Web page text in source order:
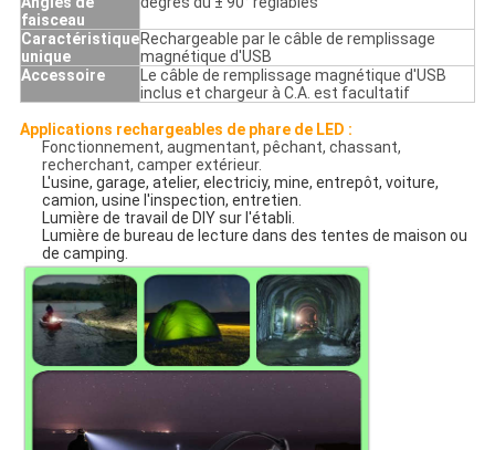
faisceau
Caractéristique
unique
Rechargeable par le câble de remplissage
magnétique d'USB
Accessoire
Le câble de remplissage magnétique d'USB
inclus et chargeur à C.A. est facultatif
Applications rechargeables de phare de LED :
Fonctionnement, augmentant, pêchant, chassant,
recherchant, camper extérieur.
L'usine, garage, atelier, electriciy, mine, entrepôt, voiture,
camion, usine l'inspection, entretien.
Lumière de travail de DIY sur l'établi.
Lumière de bureau de lecture dans des tentes de maison ou
de camping.